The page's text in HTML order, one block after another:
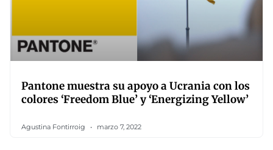
Pantone muestra su apoyo a Ucrania con los
colores ‘Freedom Blue’ y ‘Energizing Yellow’
Agustina Fontirroig marzo 7, 2022